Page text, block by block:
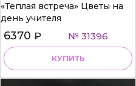
«Теплая встреча» Цветы на
день учителя
6370 ₽ № 31396
КУПИТЬ